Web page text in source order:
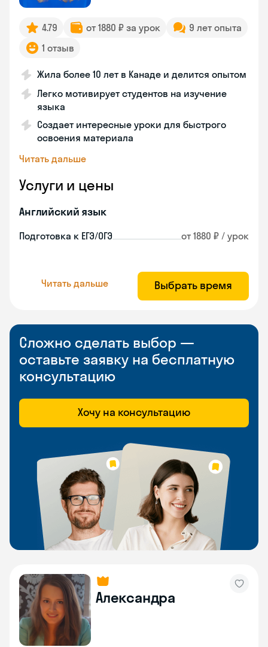
4.79 от 1880 ₽ за урок
9 лет опыта
1 отзыв
Жила более 10 лет в Канаде и делится опытом
Легко мотивирует студентов на изучение
языка
Создает интересные уроки для быстрого
освоения материала
Читать дальше
Услуги и цены
Английский язык
Подготовка к ЕГЭ/ОГЭ от 1880 ₽ / урок
Читать дальше Выбрать время
Сложно сделать выбор —
оставьте заявку на бесплатную
консультацию
Хочу на консультацию
Александра